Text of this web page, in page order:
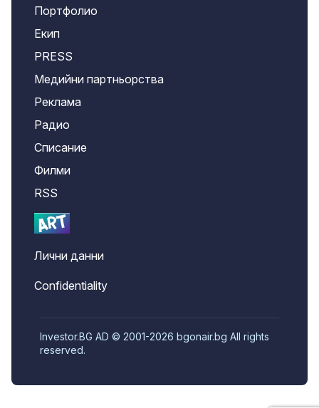
Портфолио
Екип
PRESS
Медийни партньорства
Реклама
Радио
Списание
Филми
RSS
Лични данни
Confidentiality
Investor.BG AD © 2001-2026 bgonair.bg All rights
reserved.